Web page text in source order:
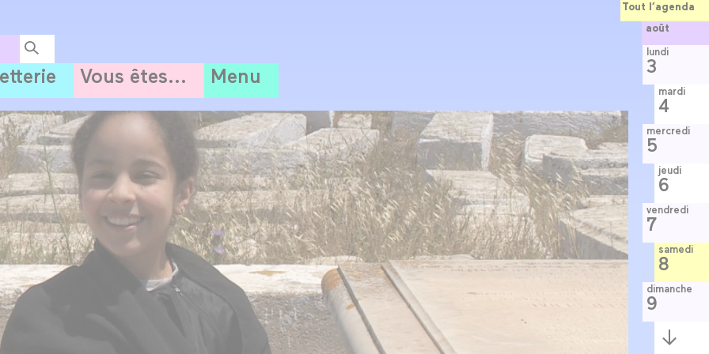
Vous êtes... Menu
Tout l’agenda
août
lundi
3
mardi
4
mercredi
5
jeudi
6
vendredi
7
samedi
8
dimanche
9
Semaine
suivante